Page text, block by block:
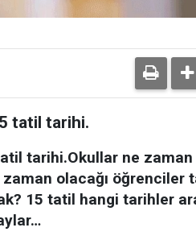
tatil tarihi.
tarihi.Okullar ne
olacağı öğrenciler
15 tatil hangi tarihler